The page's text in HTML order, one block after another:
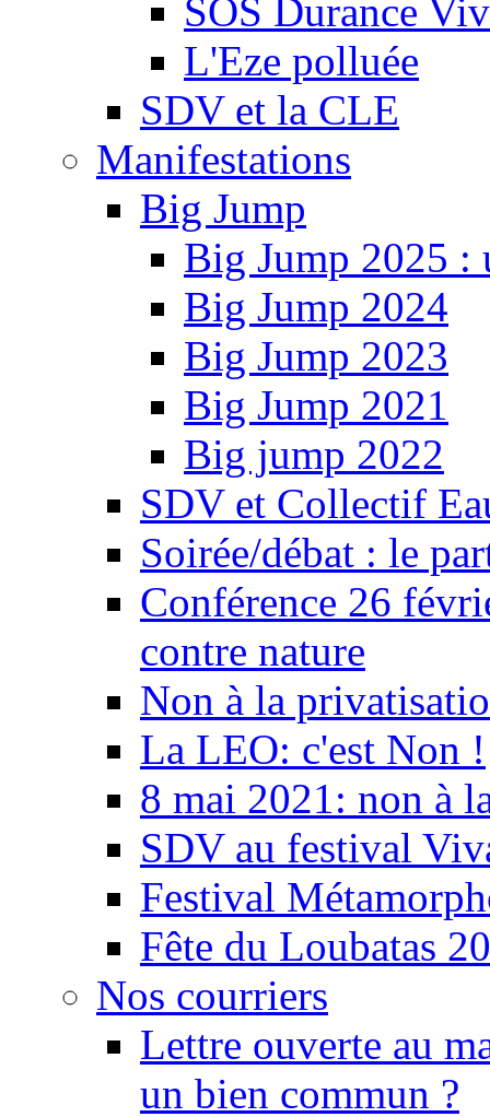
SOS Durance
L'Eze polluée
SDV et la CLE
Manifestations
Big Jump
Big Jump 2025 :
Big Jump 2024
Big Jump 2023
Big Jump 2021
Big jump 2022
SDV et Collectif
Soirée/débat : le
Conférence 26
contre nature
Non à la
La LEO: c'est Non !
8 mai 2021: non à
SDV au festival
Festival
Fête du Loubatas
Nos courriers
Lettre ouverte au
un bien commun ?